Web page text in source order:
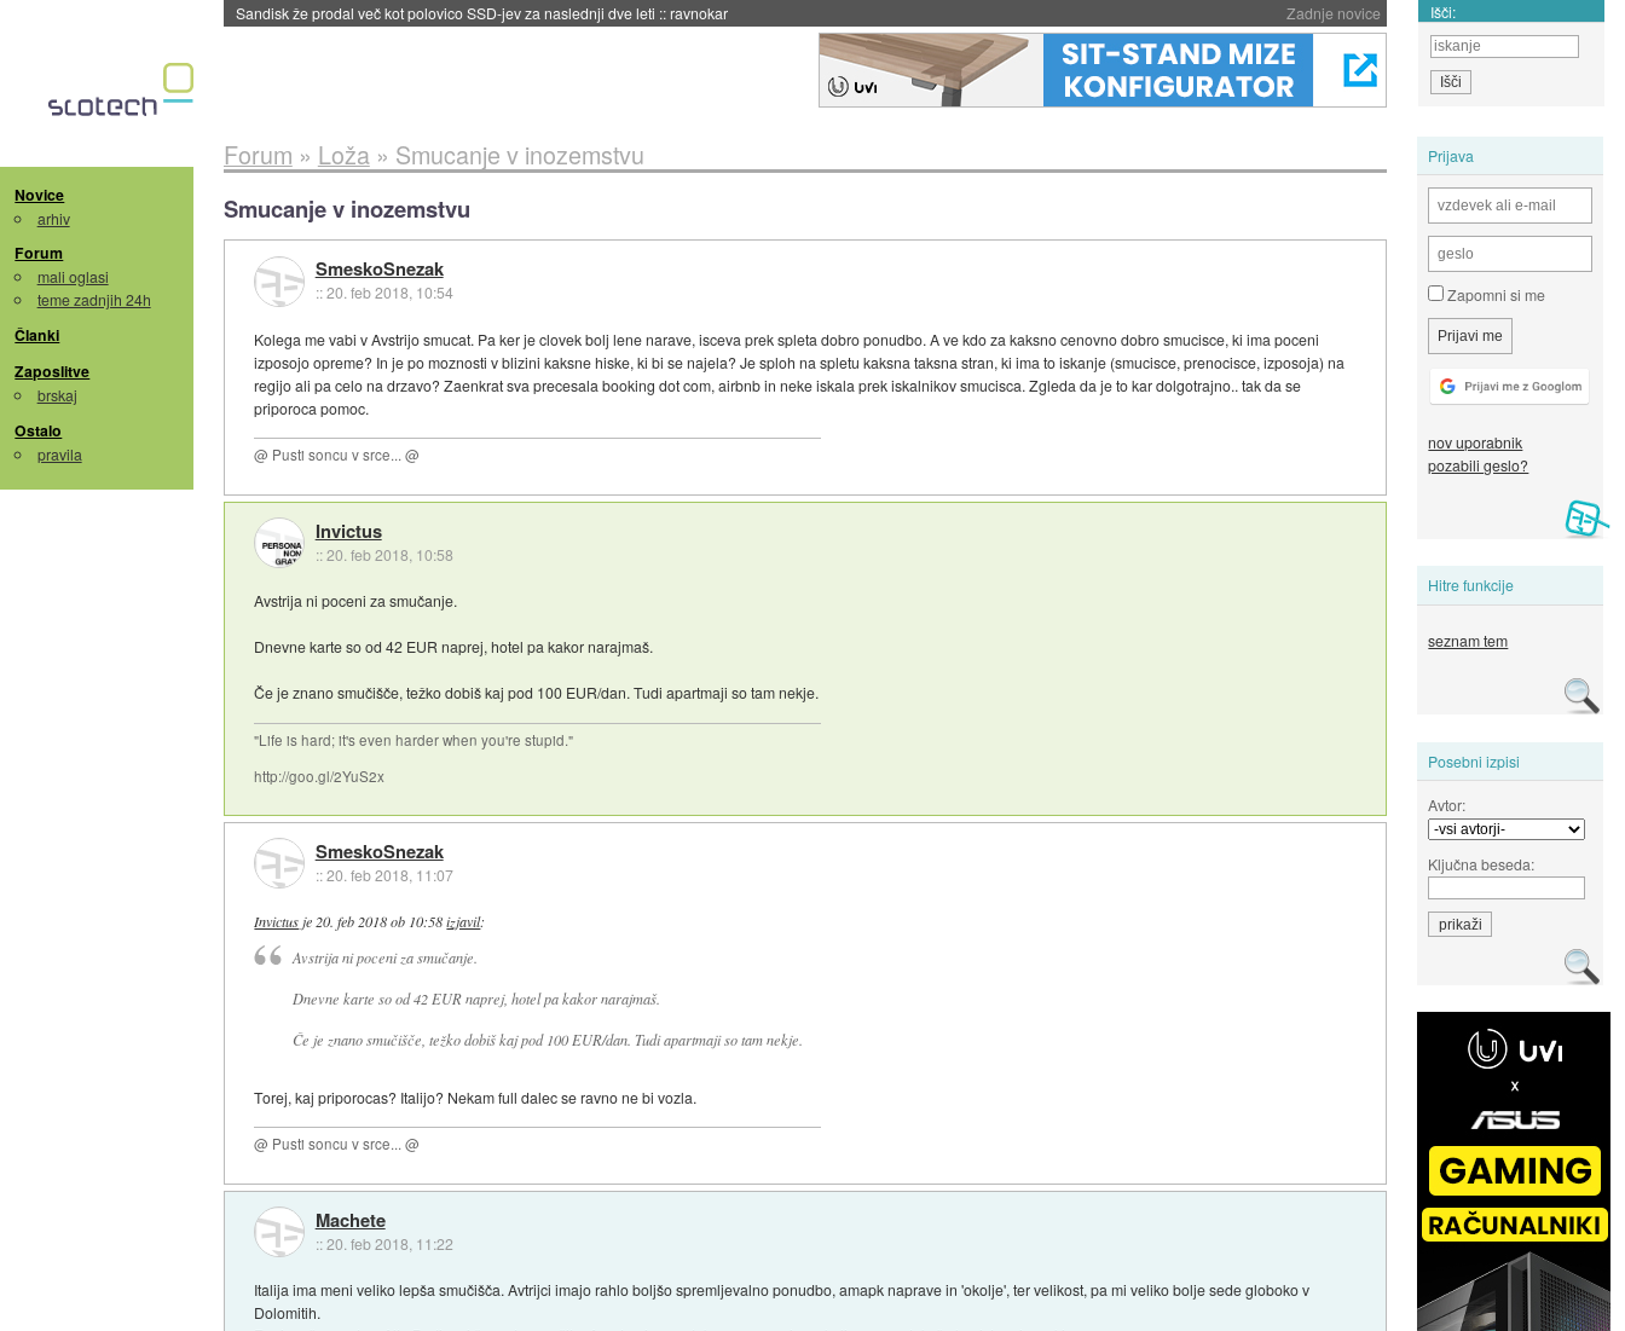
Zadnje novice
Sandisk že prodal več kot polovico SSD-jev za naslednji dve leti :: ravnokar Išči:
Novice
arhiv
Forum
mali oglasi
teme zadnjih 24h
Članki
Zaposlitve
brskaj
Ostalo
pravila
Prijava
Zapomni si me
nov uporabnik
pozabili geslo?
Hitre funkcije
seznam tem
Posebni izpisi
Avtor:
Ključna beseda:
Forum » Loža» Smucanje v inozemstvu
Smucanje v inozemstvu
SmeskoSnezak
::20. feb 2018, 10:54
Kolega me vabi v Avstrijo smucat. Pa ker je clovek bolj lene narave, isceva prek spleta dobro ponudbo. A ve kdo za kaksno cenovno dobro smucisce, ki ima poceni
izposojo opreme? In je po moznosti v blizini kaksne hiske, ki bi se najela? Je sploh na spletu kaksna taksna stran, ki ima to iskanje (smucisce, prenocisce, izposoja) na
regijo ali pa celo na drzavo? Zaenkrat sva precesala booking dot com, airbnb in neke iskala prek iskalnikov smucisca. Zgleda da je to kar dolgotrajno.. tak da se
priporoca pomoc.
@ Pusti soncu v srce... @
Invictus
::20. feb 2018, 10:58
Avstrija ni poceni za smučanje.
Dnevne karte so od 42 EUR naprej, hotel pa kakor narajmaš.
Če je znano smučišče, težko dobiš kaj pod 100 EUR/dan. Tudi apartmaji so tam nekje.
"Life is hard; it's even harder when you're stupid."
http://goo.gl/2YuS2x
SmeskoSnezak
::20. feb 2018, 11:07
Invictus je 20. feb 2018 ob 10:58 izjavil:
Avstrija ni poceni za smučanje.
Dnevne karte so od 42 EUR naprej, hotel pa kakor narajmaš.
Če je znano smučišče, težko dobiš kaj pod 100 EUR/dan. Tudi apartmaji so tam nekje.
Torej, kaj priporocas? Italijo? Nekam full dalec se ravno ne bi vozla.
@ Pusti soncu v srce... @
Machete
::20. feb 2018, 11:22
Italija ima meni veliko lepša smučišča. Avtrijci imajo rahlo boljšo spremljevalno ponudbo, amapk naprave in 'okolje', ter velikost, pa mi veliko bolje sede globoko v
Dolomitih.